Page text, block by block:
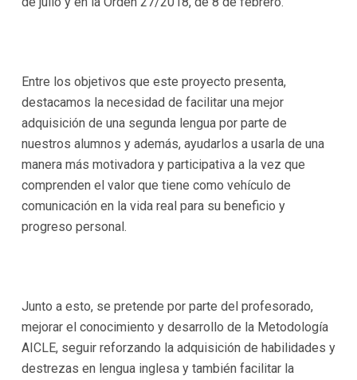
Entre los objetivos que este proyecto presenta,
destacamos la necesidad de facilitar una mejor
adquisición de una segunda lengua por parte de
nuestros alumnos y además, ayudarlos a usarla de una
manera más motivadora y participativa a la vez que
comprenden el valor que tiene como vehículo de
comunicación en la vida real para su beneficio y
progreso personal.
Junto a esto, se pretende por parte del profesorado,
mejorar el conocimiento y desarrollo de la Metodología
AICLE, seguir reforzando la adquisición de habilidades y
destrezas en lengua inglesa y también facilitar la